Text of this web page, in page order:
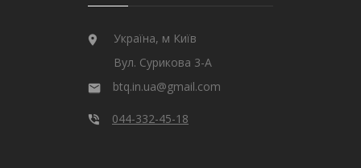
Україна, м Київ
Вул. Сурикова 3-А
btq.in.ua@gmail.com
044-332-45-18